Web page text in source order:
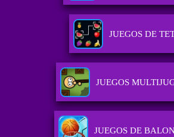
JUEGOS DE
JUEGOS
JUEGOS DE